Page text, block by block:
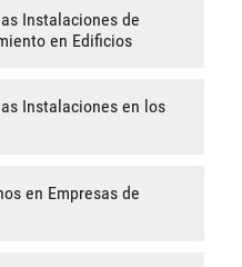
Instalaciones de
en Edificios
Instalaciones en los
en Empresas de